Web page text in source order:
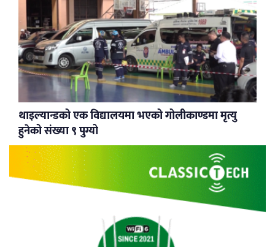
थाइल्यान्डको एक विद्यालयमा भएको गोलीकाण्डमा मृत्यु
हुनेको संख्या ९ पुग्यो